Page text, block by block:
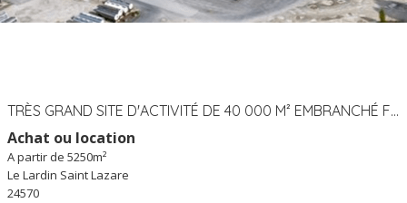
TRÈS GRAND SITE D'ACTIVITÉ DE 40 000 M² EMBRANCHÉ FER AU LARDIN SAINT LAZARE (24) PROCHE A89 À LOUER
Achat ou location
A partir de 5250m²
Le Lardin Saint Lazare
24570